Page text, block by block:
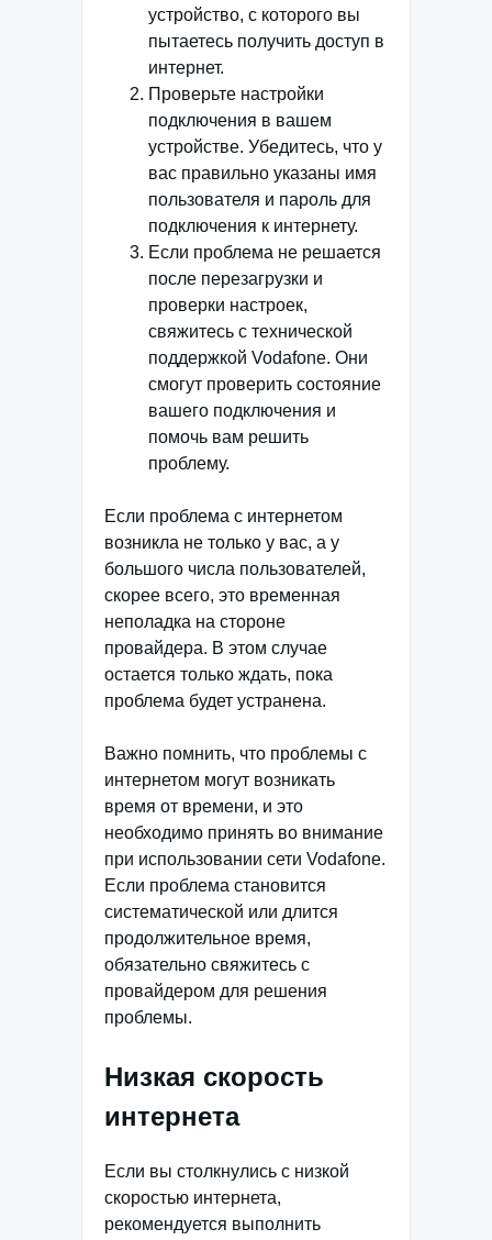
устройство, с которого вы
пытаетесь получить доступ в
интернет.
Проверьте настройки
подключения в вашем
устройстве. Убедитесь, что у
вас правильно указаны имя
пользователя и пароль для
подключения к интернету.
Если проблема не решается
после перезагрузки и
проверки настроек,
свяжитесь с технической
поддержкой Vodafone. Они
смогут проверить состояние
вашего подключения и
помочь вам решить
проблему.
Если проблема с интернетом
возникла не только у вас, а у
большого числа пользователей,
скорее всего, это временная
неполадка на стороне
провайдера. В этом случае
остается только ждать, пока
проблема будет устранена.
Важно помнить, что проблемы с
интернетом могут возникать
время от времени, и это
необходимо принять во внимание
при использовании сети Vodafone.
Если проблема становится
систематической или длится
продолжительное время,
обязательно свяжитесь с
провайдером для решения
проблемы.
Низкая скорость
интернета
Если вы столкнулись с низкой
скоростью интернета,
рекомендуется выполнить